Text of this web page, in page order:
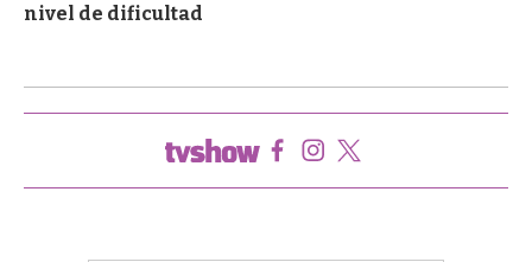
nivel de dificultad